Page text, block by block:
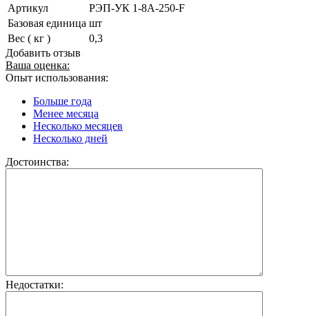
Артикул
РЭП-УК 1-8А-250-F
Базовая единица шт
Вес ( кг )
0,3
Добавить отзыв
Ваша оценка:
Опыт использования:
Больше года
Менее месяца
Несколько месяцев
Несколько дней
Достоинства:
Недостатки: